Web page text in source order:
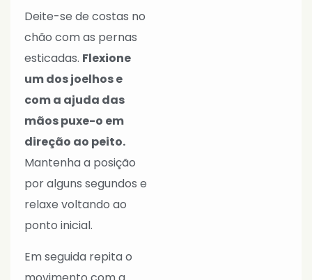
Deite-se de costas no
chão com as pernas
esticadas. Flexione
um dos joelhos e
com a ajuda das
mãos puxe-o em
direção ao peito.
Mantenha a posição
por alguns segundos e
relaxe voltando ao
ponto inicial.
Em seguida repita o